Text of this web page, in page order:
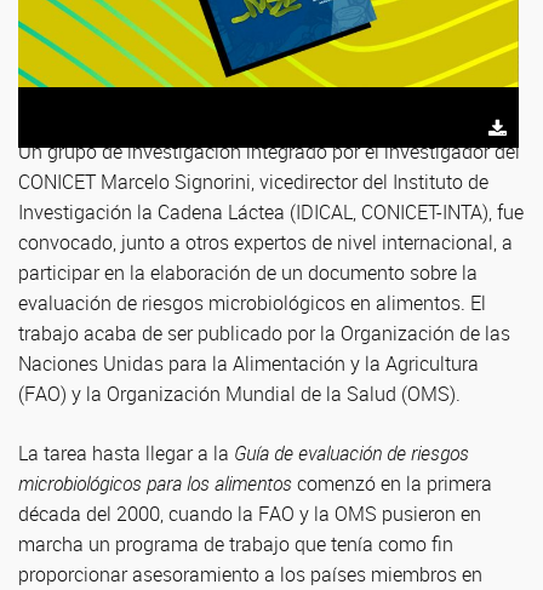
Un grupo de investigación integrado por el investigador del
CONICET Marcelo Signorini, vicedirector del Instituto de
Investigación la Cadena Láctea (IDICAL, CONICET-INTA), fue
convocado, junto a otros expertos de nivel internacional, a
participar en la elaboración de un documento sobre la
evaluación de riesgos microbiológicos en alimentos. El
trabajo acaba de ser publicado por la Organización de las
Naciones Unidas para la Alimentación y la Agricultura
(FAO) y la Organización Mundial de la Salud (OMS).
La tarea hasta llegar a la Guía de evaluación de riesgos
microbiológicos para los alimentoscomenzó en la primera
década del 2000, cuando la FAO y la OMS pusieron en
marcha un programa de trabajo que tenía como fin
proporcionar asesoramiento a los países miembros en